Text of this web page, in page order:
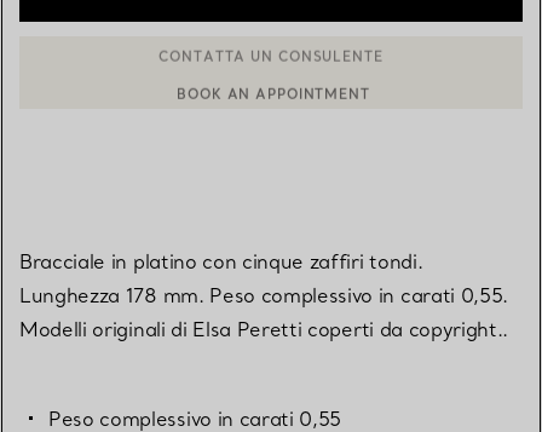
Bracciale in platino con cinque zaffiri tondi.
Lunghezza 178 mm. Peso complessivo in carati 0,55.
Modelli originali di Elsa Peretti coperti da copyright..
Peso complessivo in carati 0,55